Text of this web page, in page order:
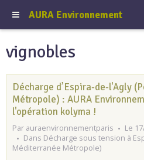
AURA Environnement
vignobles
Décharge d’Espira-de-l'Agly
Métropole) : AURA
l'opération kolyma !
Par auraenvironnementparis
Le
Dans Décharge sous tension à
Méditerranée Métropole)